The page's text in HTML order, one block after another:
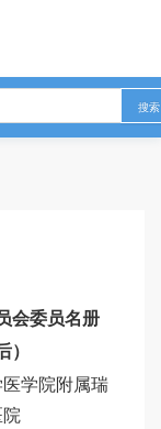
搜索
会委员名册
）
学院附属瑞